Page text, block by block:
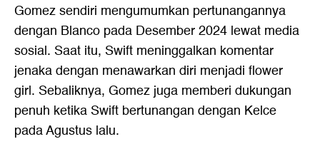
Gomez sendiri mengumumkan pertunangannya
dengan Blanco pada Desember 2024 lewat media
sosial. Saat itu, Swift meninggalkan komentar
jenaka dengan menawarkan diri menjadi flower
girl. Sebaliknya, Gomez juga memberi dukungan
penuh ketika Swift bertunangan dengan Kelce
pada Agustus lalu.